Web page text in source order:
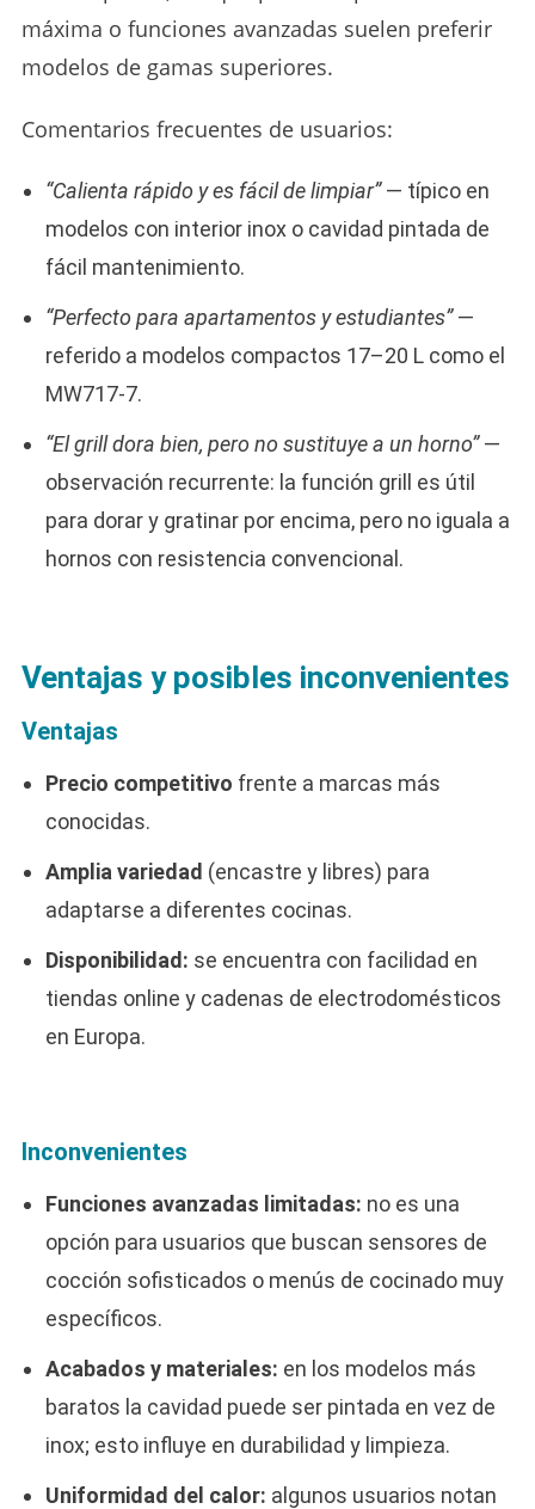
máxima o funciones avanzadas suelen preferir
modelos de gamas superiores.
Comentarios frecuentes de usuarios:
“Calienta rápido y es fácil de limpiar”— típico en
modelos con interior inox o cavidad pintada de
fácil mantenimiento.
“Perfecto para apartamentos y estudiantes”—
referido a modelos compactos 17–20 L como el
MW717-7.
“El grill dora bien, pero no sustituye a un horno”—
observación recurrente: la función grill es útil
para dorar y gratinar por encima, pero no iguala a
hornos con resistencia convencional.
Ventajas y posibles inconvenientes
Ventajas
Precio competitivo frente a marcas más
conocidas.
Amplia variedad (encastre y libres) para
adaptarse a diferentes cocinas.
Disponibilidad: se encuentra con facilidad en
tiendas online y cadenas de electrodomésticos
en Europa.
Inconvenientes
Funciones avanzadas limitadas: no es una
opción para usuarios que buscan sensores de
cocción sofisticados o menús de cocinado muy
específicos.
Acabados y materiales: en los modelos más
baratos la cavidad puede ser pintada en vez de
inox; esto influye en durabilidad y limpieza.
Uniformidad del calor: algunos usuarios notan